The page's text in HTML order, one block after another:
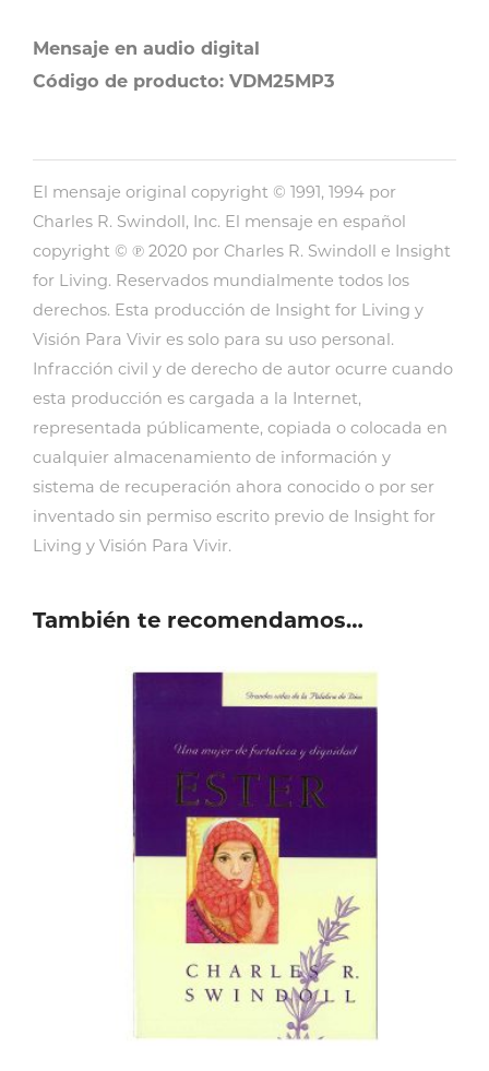
Mensaje en audio digital
Código de producto: VDM25MP3
El mensaje original copyright © 1991, 1994 por
Charles R. Swindoll, Inc. El mensaje en español
copyright © ℗ 2020 por Charles R. Swindoll e Insight
for Living. Reservados mundialmente todos los
derechos. Esta producción de Insight for Living y
Visión Para Vivir es solo para su uso personal.
Infracción civil y de derecho de autor ocurre cuando
esta producción es cargada a la Internet,
representada públicamente, copiada o colocada en
cualquier almacenamiento de información y
sistema de recuperación ahora conocido o por ser
inventado sin permiso escrito previo de Insight for
Living y Visión Para Vivir.
También te recomendamos…